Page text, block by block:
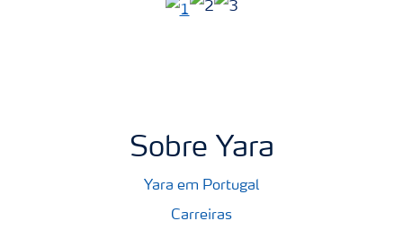
Sobre Yara
Yara em Portugal
Carreiras